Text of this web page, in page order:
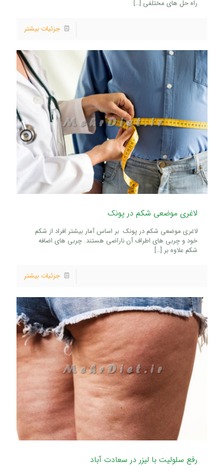
راه حل های مختلفی […]
جزئیات بیشتر
لاغری موضعی شکم در پونک
لاغری موضعی شکم در پونک بر اساس آمار بیشتر افراد از شکم
خود و چربی های اطراف آن ناراضی هستند. چربی های اضافه
شکم علاوه بر […]
جزئیات بیشتر
رفع سلولیت با لیزر در سعادت آباد